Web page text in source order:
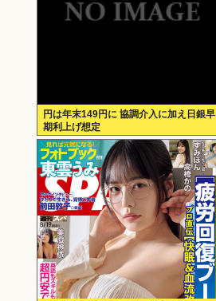
円は年末149円に 協調介入に加え日銀早
期利上げ想定